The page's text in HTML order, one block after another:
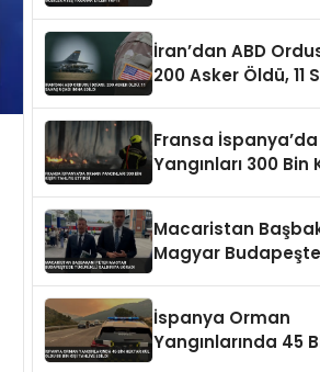
İran’dan ABD
200 Asker Öldü, 11
Fransa
Yangınları 300 Bin
Macaristan
Magyar
İspanya Orman
Yangınlarında 45